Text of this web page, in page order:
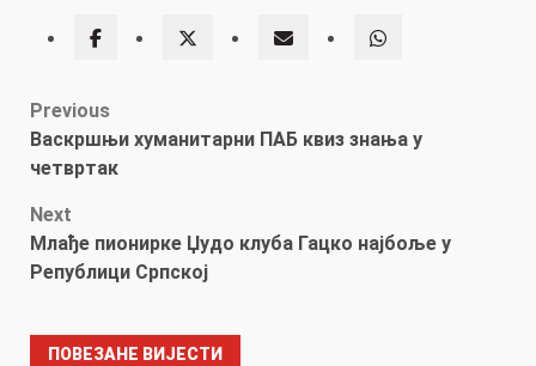
Post
navigation
Previous
Васкршњи хуманитарни ПAБ квиз знања у
четвртак
Next
Млађе пионирке Џудо клуба Гацко најбоље у
Републици Српској
ПОВЕЗАНЕ ВИЈЕСТИ